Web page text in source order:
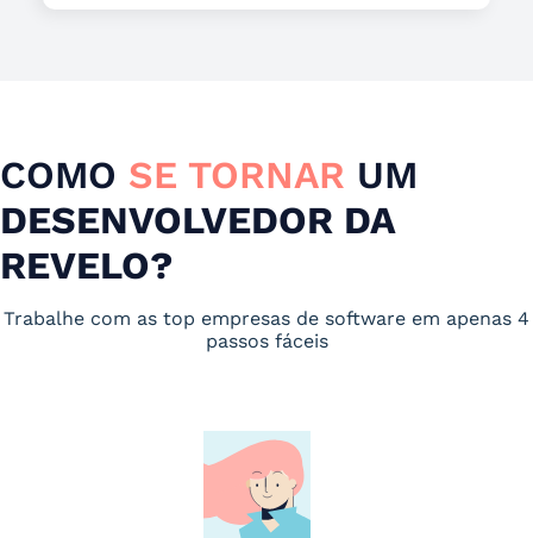
COMO SE TORNAR UM
DESENVOLVEDOR DA
REVELO?
Trabalhe com as top empresas de software em apenas 4
passos fáceis